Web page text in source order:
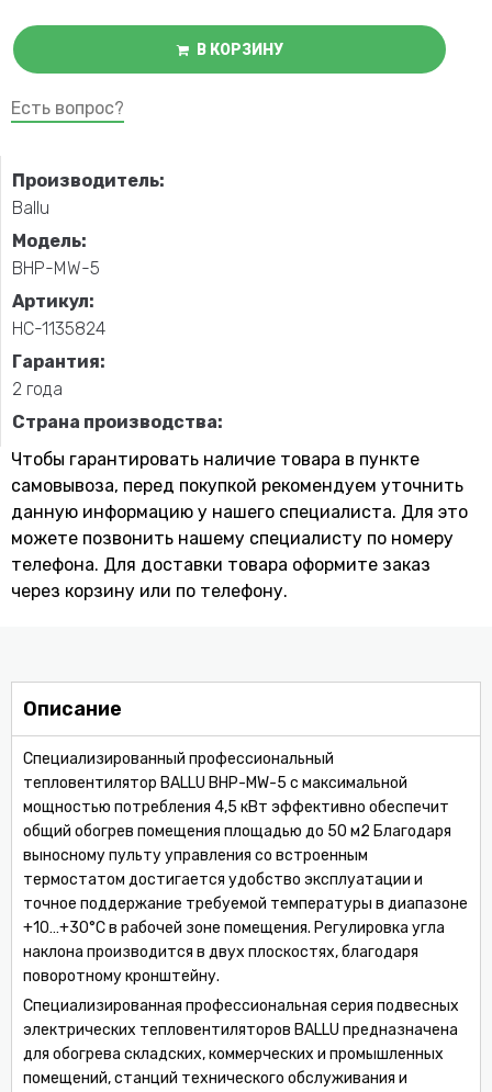
В КОРЗИНУ
Есть вопрос?
Производитель:
Ballu
Модель:
BHP-MW-5
Артикул:
НС-1135824
Гарантия:
2 года
Страна производства:
Чтобы гарантировать наличие товара в пункте
самовывоза, перед покупкой рекомендуем уточнить
данную информацию у нашего специалиста. Для это
можете позвонить нашему специaлисту по номеру
телефона. Для доставки товара оформите заказ
через корзину или по телефону.
Описание
Специализированный профессиональный
тепловентилятор BALLU BHP-MW-5 с максимальной
мощностью потребления 4,5 кВт эффективно обеспечит
общий обогрев помещения площадью до 50 м2 Благодаря
выносному пульту управления со встроенным
термостатом достигается удобство эксплуатации и
точное поддержание требуемой температуры в диапазоне
+10…+30°С в рабочей зоне помещения. Регулировка угла
наклона производится в двух плоскостях, благодаря
поворотному кронштейну.
Специализированная профессиональная серия подвесных
электрических тепловентиляторов BALLU предназначена
для обогрева складских, коммерческих и промышленных
помещений, станций технического обслуживания и